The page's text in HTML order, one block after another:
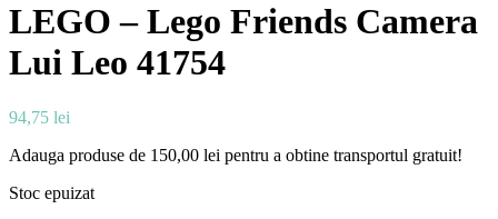
LEGO – Lego Friends Camera
Lui Leo 41754
94,75 lei
Adauga produse de 150,00 lei pentru a obtine transportul gratuit!
Stoc epuizat